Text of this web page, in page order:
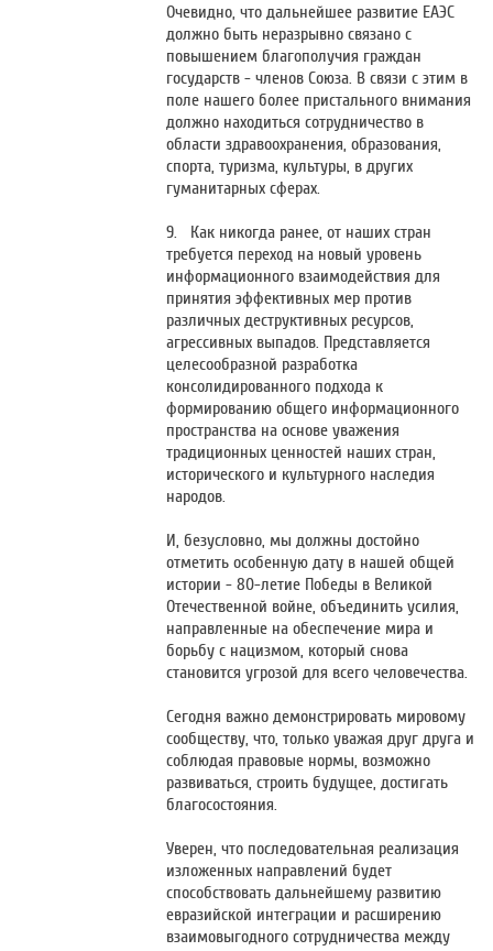
Очевидно, что дальнейшее развитие ЕАЭС
должно быть неразрывно связано с
повышением благополучия граждан
государств - членов Союза. В связи с этим в
поле нашего более пристального внимания
должно находиться сотрудничество в
области здравоохранения, образования,
спорта, туризма, культуры, в других
гуманитарных сферах.
9. Как никогда ранее, от наших стран
требуется переход на новый уровень
информационного взаимодействия для
принятия эффективных мер против
различных деструктивных ресурсов,
агрессивных выпадов. Представляется
целесообразной разработка
консолидированного подхода к
формированию общего информационного
пространства на основе уважения
традиционных ценностей наших стран,
исторического и культурного наследия
народов.
И, безусловно, мы должны достойно
отметить особенную дату в нашей общей
истории - 80-летие Победы в Великой
Отечественной войне, объединить усилия,
направленные на обеспечение мира и
борьбу с нацизмом, который снова
становится угрозой для всего человечества.
Сегодня важно демонстрировать мировому
сообществу, что, только уважая друг друга и
соблюдая правовые нормы, возможно
развиваться, строить будущее, достигать
благосостояния.
Уверен, что последовательная реализация
изложенных направлений будет
способствовать дальнейшему развитию
евразийской интеграции и расширению
взаимовыгодного сотрудничества между